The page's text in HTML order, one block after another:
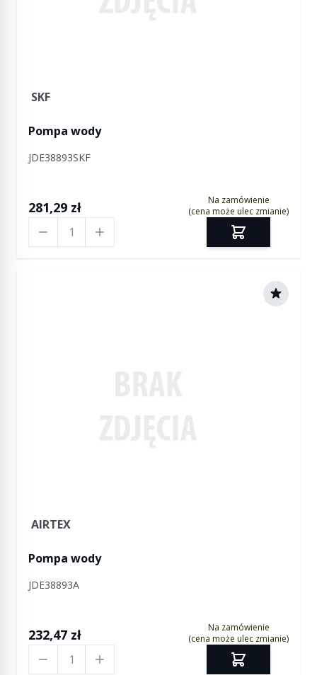
SKF
Pompa wody
JDE38893SKF
281,29 zł
Na zamówienie
(cena może ulec zmianie)
AIRTEX
Pompa wody
JDE38893A
232,47 zł
Na zamówienie
(cena może ulec zmianie)